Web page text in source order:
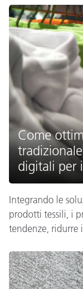
Come
digitali per
Integrando le
prodotti tessili, i
tendenze, ridurre